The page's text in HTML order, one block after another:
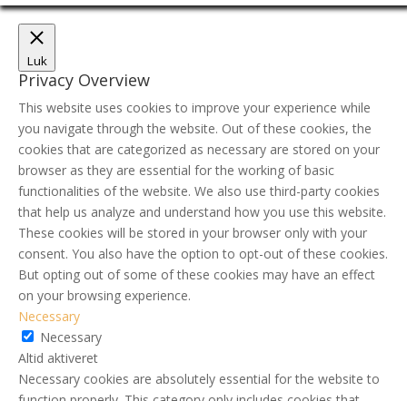
Luk
Privacy Overview
This website uses cookies to improve your experience while
you navigate through the website. Out of these cookies, the
cookies that are categorized as necessary are stored on your
browser as they are essential for the working of basic
functionalities of the website. We also use third-party cookies
that help us analyze and understand how you use this website.
These cookies will be stored in your browser only with your
consent. You also have the option to opt-out of these cookies.
But opting out of some of these cookies may have an effect
on your browsing experience.
Necessary
Necessary
Altid aktiveret
Necessary cookies are absolutely essential for the website to